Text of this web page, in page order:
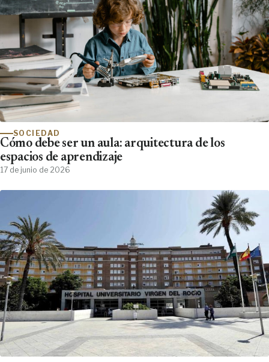
SOCIEDAD
Cómo debe ser un aula: arquitectura de los
espacios de aprendizaje
17 de junio de 2026